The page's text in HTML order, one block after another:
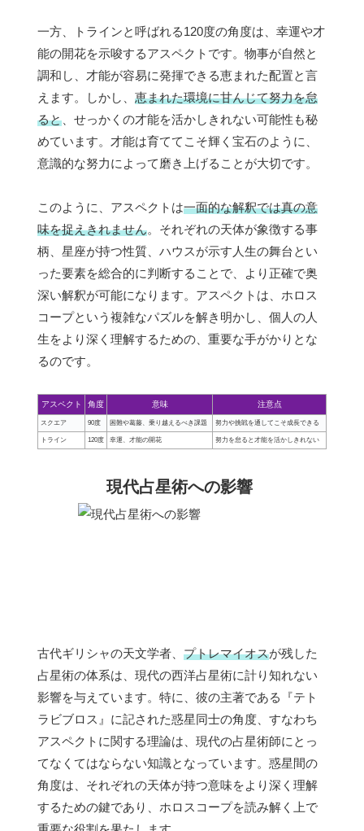
一方、トラインと呼ばれる120度の角度は、幸運や才
能の開花を示唆するアスペクトです。物事が自然と
調和し、才能が容易に発揮できる恵まれた配置と言
えます。しかし、 恵まれた環境に甘んじて努力を怠
ると 、せっかくの才能を活かしきれない可能性も秘
めています。才能は育ててこそ輝く宝石のように、
意識的な努力によって磨き上げることが大切です。
このように、アスペクトは一面的な解釈では真の意
味を捉えきれません。それぞれの天体が象徴する事
柄、星座が持つ性質、ハウスが示す人生の舞台とい
った要素を総合的に判断することで、より正確で奥
深い解釈が可能になります。アスペクトは、ホロス
コープという複雑なパズルを解き明かし、個人の人
生をより深く理解するための、重要な手がかりとな
るのです。
アスペクト 角度 意味 注意点
スクエア 90度 困難や葛藤、乗り越えるべき課題 努力や挑戦を通してこそ成長できる
トライン 120度 幸運、才能の開花 努力を怠ると才能を活かしきれない
現代占星術への影響
古代ギリシャの天文学者、 プトレマイオスが残した
占星術の体系は、現代の西洋占星術に計り知れない
影響を与えています。特に、彼の主著である『テト
ラビブロス』に記された惑星同士の角度、すなわち
アスペクトに関する理論は、現代の占星術師にとっ
てなくてはならない知識となっています。惑星間の
角度は、それぞれの天体が持つ意味をより深く理解
するための鍵であり、ホロスコープを読み解く上で